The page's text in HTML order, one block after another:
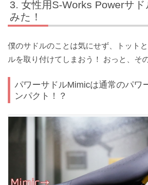
女性用S-Works Powerサ
みた！
僕のサドルのことは気にせず、トット
ルを取り付けてしまおう！ おっと、そ
パワーサドルMimicは通常のパワ
ンパクト！？